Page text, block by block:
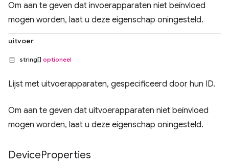
Om aan te geven dat invoerapparaten niet beïnvloed
mogen worden, laat u deze eigenschap oningesteld.
uitvoer
string[] optioneel
Lijst met uitvoerapparaten, gespecificeerd door hun ID.
Om aan te geven dat uitvoerapparaten niet beïnvloed
mogen worden, laat u deze eigenschap oningesteld.
DeviceProperties